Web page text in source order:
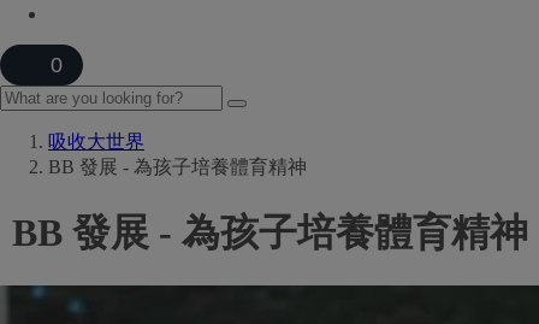
0
吸收大世界
BB 發展 - 為孩子培養體育精神
BB 發展 - 為孩子培養體育精神